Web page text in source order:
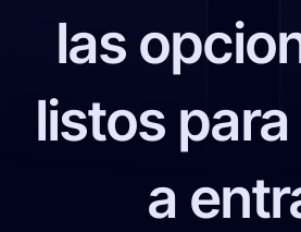
las
listos
a